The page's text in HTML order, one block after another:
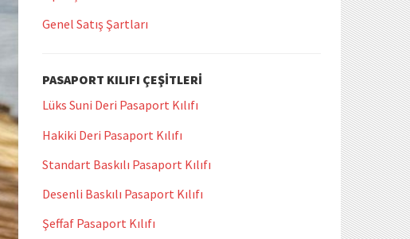
Genel Satış Şartları
PASAPORT KILIFI ÇEŞITLERI
Lüks Suni Deri Pasaport Kılıfı
Hakiki Deri Pasaport Kılıfı
Standart Baskılı Pasaport Kılıfı
Desenli Baskılı Pasaport Kılıfı
Şeffaf Pasaport Kılıfı